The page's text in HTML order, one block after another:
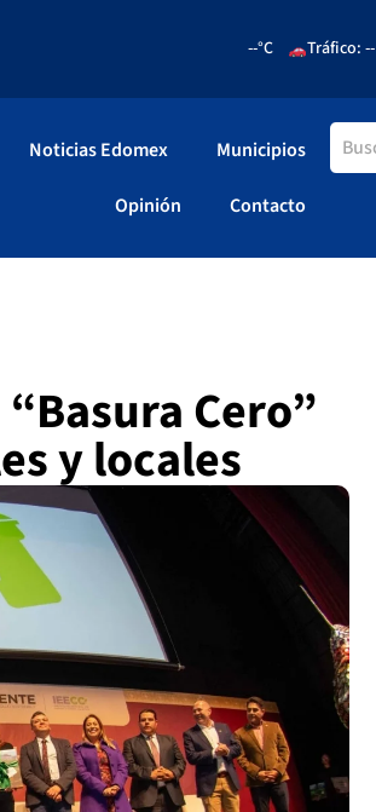
--°C Tráfico: --
Noticias Edomex Municipios
Opinión Contacto
Cero”
y locales